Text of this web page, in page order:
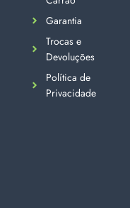
Garantia
Trocas e
Devoluções
Política de
Privacidade